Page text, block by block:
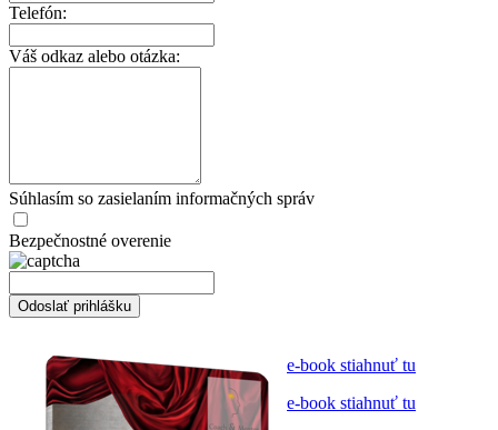
Telefón:
Váš odkaz alebo otázka:
Súhlasím so zasielaním informačných správ
Bezpečnostné overenie
Odoslať prihlášku
e-book stiahnuť tu
e-book stiahnuť tu